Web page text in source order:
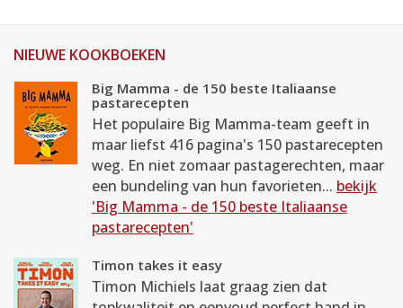
NIEUWE KOOKBOEKEN
Big Mamma - de 150 beste Italiaanse
pastarecepten
Het populaire Big Mamma-team geeft in
maar liefst 416 pagina's 150 pastarecepten
weg. En niet zomaar pastagerechten, maar
een bundeling van hun favorieten... bekijk
'Big Mamma - de 150 beste Italiaanse
pastarecepten'
Timon takes it easy
Timon Michiels laat graag zien dat